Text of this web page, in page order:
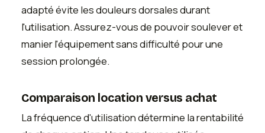
adapté évite les douleurs dorsales durant
l'utilisation. Assurez-vous de pouvoir soulever et
manier l'équipement sans difficulté pour une
session prolongée.
Comparaison location versus achat
La fréquence d'utilisation détermine la rentabilité